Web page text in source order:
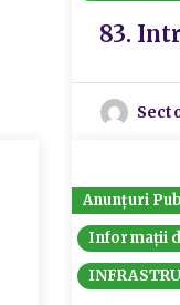
83.
Anunțuri
Informații